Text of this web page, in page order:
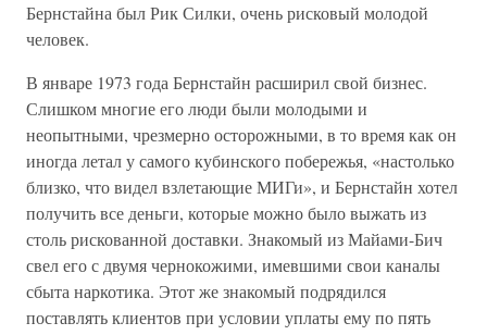
Бернстайна был Рик Силки, очень рисковый молодой
человек.
В январе 1973 года Бернстайн расширил свой бизнес.
Слишком многие его люди были молодыми и
неопытными, чрезмерно осторожными, в то время как он
иногда летал у самого кубинского побережья, «настолько
близко, что видел взлетающие МИГи», и Бернстайн хотел
получить все деньги, которые можно было выжать из
столь рискованной доставки. Знакомый из Майами-Бич
свел его с двумя чернокожими, имевшими свои каналы
сбыта наркотика. Этот же знакомый подрядился
поставлять клиентов при условии уплаты ему по пять